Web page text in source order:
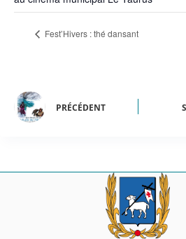
Fest’Hivers : thé dansant
PRÉCÉDENT